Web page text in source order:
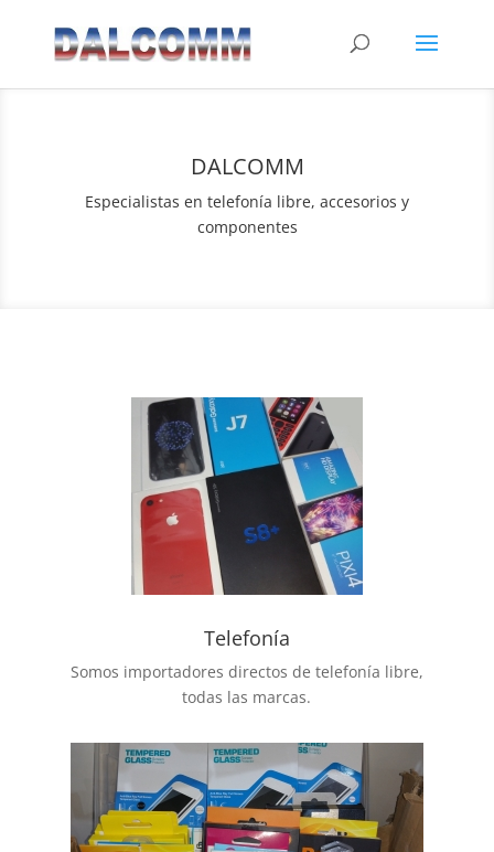
DALCOMM
Especialistas en telefonía libre, accesorios y
componentes
Telefonía
Somos importadores directos de telefonía libre,
todas las marcas.